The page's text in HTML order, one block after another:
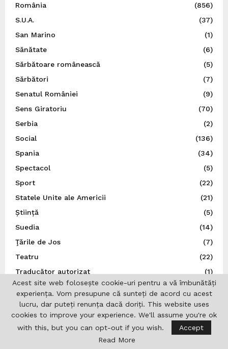
România
(856)
S.U.A.
(37)
San Marino
(1)
Sănătate
(6)
Sărbătoare românească
(5)
Sărbători
(7)
Senatul României
(9)
Sens Giratoriu
(70)
Serbia
(2)
Social
(136)
Spania
(34)
Spectacol
(5)
Sport
(22)
Statele Unite ale Americii
(21)
Știință
(5)
Suedia
(14)
Ţările de Jos
(7)
Teatru
(22)
Traducător autorizat
(1)
Turcia
(3)
Ucraina
Uncategorized
(167)
UNESCO
(3)
Acest site web folosește cookie-uri pentru a vă îmbunătăți
experiența. Vom presupune că sunteți de acord cu acest
lucru, dar puteți renunța dacă doriți. This website uses
cookies to improve your experience. We'll assume you're ok
with this, but you can opt-out if you wish.
Accept
Read More